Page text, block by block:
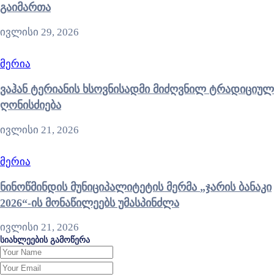
გაიმართა
ივლისი 29, 2026
მერია
ვაჰან ტერიანის ხსოვნისადმი მიძღვნილ ტრადიციულ
ღონისძიება
ივლისი 21, 2026
მერია
ნინოწმინდის მუნიციპალიტეტის მერმა „ჯარის ბანაკი
2026“-ის მონაწილეებს უმასპინძლა
ივლისი 21, 2026
სიახლეების გამოწერა